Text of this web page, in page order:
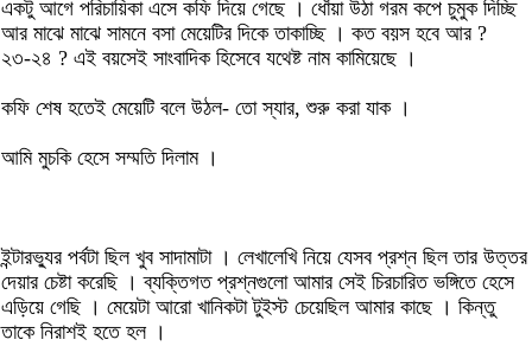
একটু আগে পরিচায়িকা এসে কফি দিয়ে গেছে । ধোঁয়া উঠা গরম কপে চুমুক দিচ্ছি
আর মাঝে মাঝে সামনে বসা মেয়েটির দিকে তাকাচ্ছি । কত বয়স হবে আর ?
২৩-২৪ ? এই বয়সেই সাংবাদিক হিসেবে যথেষ্ট নাম কামিয়েছে ।
কফি শেষ হতেই মেয়েটি বলে উঠল- তো স্যার, শুরু করা যাক ।
আমি মুচকি হেসে সম্মতি দিলাম ।
ইন্টারভ্যুর পর্বটা ছিল খুব সাদামাটা । লেখালেখি নিয়ে যেসব প্রশ্ন ছিল তার উত্তর
দেয়ার চেষ্টা করেছি । ব্যক্তিগত প্রশ্নগুলো আমার সেই চিরচারিত ভঙ্গিতে হেসে
এড়িয়ে গেছি । মেয়েটা আরো খানিকটা টুইস্ট চেয়েছিল আমার কাছে । কিন্তু
তাকে নিরাশই হতে হল ।